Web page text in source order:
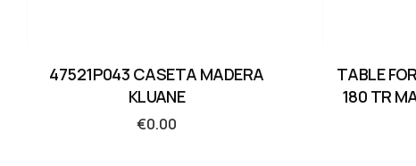
47521P043 CASETA MADERA
KLUANE
€0.00
TABLE
180 TR